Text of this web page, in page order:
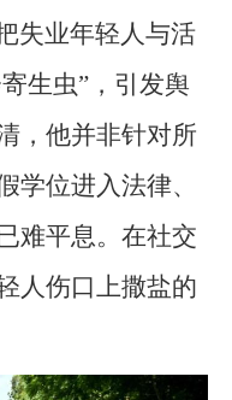
失业年轻人与活
生虫”，引发舆
，他并非针对所
学位进入法律、
难平息。在社交
人伤口上撒盐的